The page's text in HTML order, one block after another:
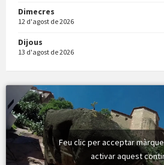
Vermuts a la Font. Hit parit
Dimecres
12 d'agost de 2026
Dijous
13 d'agost de 2026
Feu clic per acceptar
activar aquest